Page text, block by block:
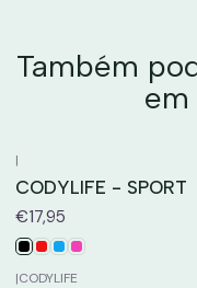
Também
|
CODYLIFE - SPORT
€17,95
|CODYLIFE